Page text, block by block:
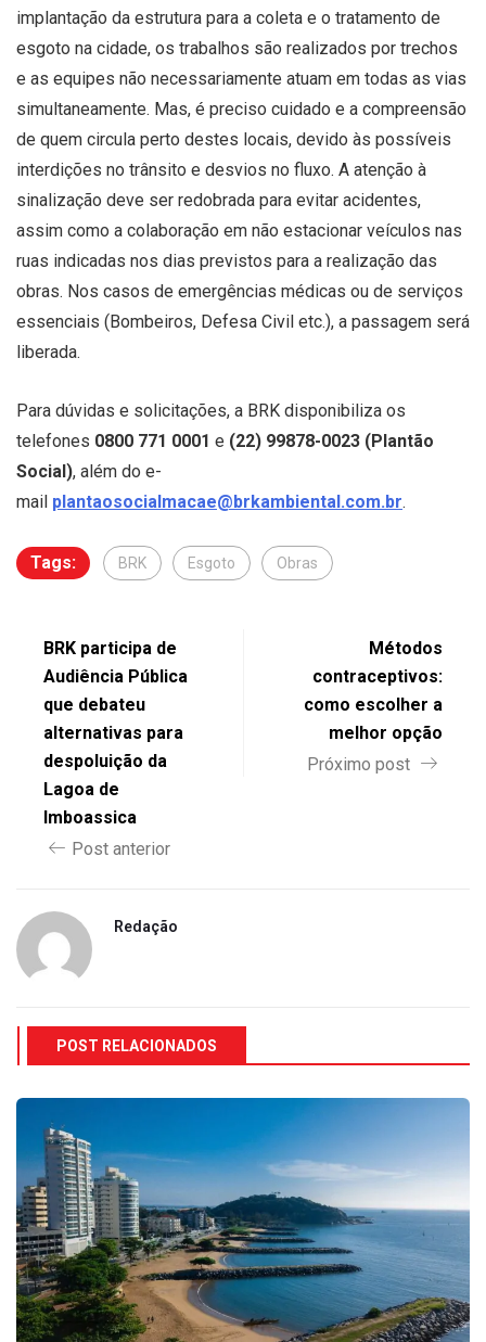
implantação da estrutura para a coleta e o tratamento de
esgoto na cidade, os trabalhos são realizados por trechos
e as equipes não necessariamente atuam em todas as vias
simultaneamente. Mas, é preciso cuidado e a compreensão
de quem circula perto destes locais, devido às possíveis
interdições no trânsito e desvios no fluxo. A atenção à
sinalização deve ser redobrada para evitar acidentes,
assim como a colaboração em não estacionar veículos nas
ruas indicadas nos dias previstos para a realização das
obras. Nos casos de emergências médicas ou de serviços
essenciais (Bombeiros, Defesa Civil etc.), a passagem será
liberada.
Para dúvidas e solicitações, a BRK disponibiliza os
telefones 0800 771 0001 e (22) 99878-0023 (Plantão
Social), além do e-
mail plantaosocialmacae@brkambiental.com.br.
Tags: BRK Esgoto Obras
BRK participa de
Audiência Pública
que debateu
alternativas para
despoluição da
Lagoa de
Imboassica
Post anterior
Métodos
contraceptivos:
como escolher a
melhor opção
Próximo post
Redação
POST RELACIONADOS